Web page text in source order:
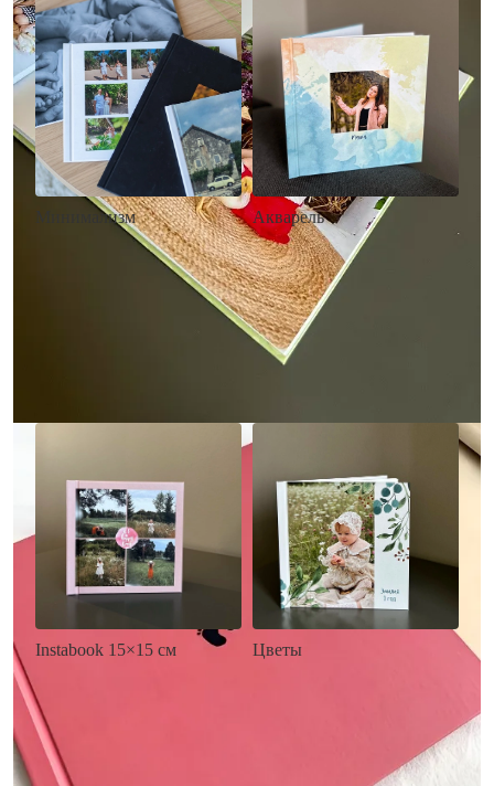
Минимализм
• Загрузка фото и текста
Акварель
• Декор в стиле
акварельных красок
• Выбор цвета фона
• Загрузка фото и текста
Заказать
Instabook 15×15 см
• Выбор цвета фона
• Загрузка фото и текста
Заказать
Цветы